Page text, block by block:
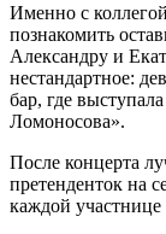
Именно с
познакомить
Александру и
нестандартное:
бар, где
Ломоносова».
После концерта
претенденток на
каждой